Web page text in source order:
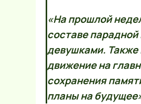
«На прошлой
составе
девушками. Также
движение на
сохранения
планы на